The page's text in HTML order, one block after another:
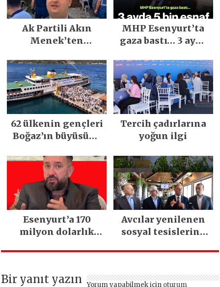
Ak Partili Akın
Menek’ten
heyelan sonrası
kritik uyarı
MHP Esenyurt’ta
gaza bastı… 3 ayda
edildi
62 ülkenin gençleri
Boğaz’ın büyüsüne
Tercih çadırlarına
yoğun ilgi
Esenyurt’a 170
milyon dolarlık
İstanbul’un tek
Avcılar yenilenen
sosyal tesislerine
Bir yanıt yazın Yorum yapabilmek için oturum